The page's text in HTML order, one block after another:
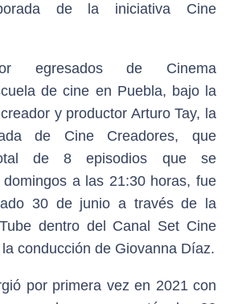
de la iniciativa Cine
egresados de Cinema
de cine en Puebla, bajo la
y productor Arturo Tay, la
de Cine Creadores, que
de 8 episodios que se
a las 21:30 horas, fue
30 de junio a través de la
dentro del Canal Set Cine
conducción de Giovanna Díaz.
por primera vez en 2021 con